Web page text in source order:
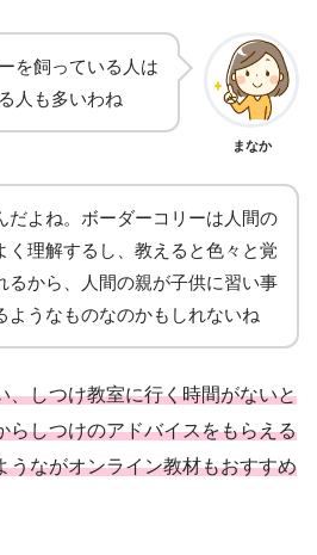
を飼っている人は
人も多いわね
まなか
だよね。ボーダーコリーは人間の
く理解するし、教えると色々と覚
るから、人間の親が子供に習い事
ようなものなのかもしれないね
、しつけ教室に行く時間がないと
らしつけのアドバイスをもらえる
うながオンライン教材もおすすめ